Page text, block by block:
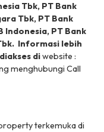
Tbk, PT Bank
Tbk, PT Bank
Indonesia, PT Bank
Informasi lebih
diwebsite :
menghubungi Call
terkemuka di